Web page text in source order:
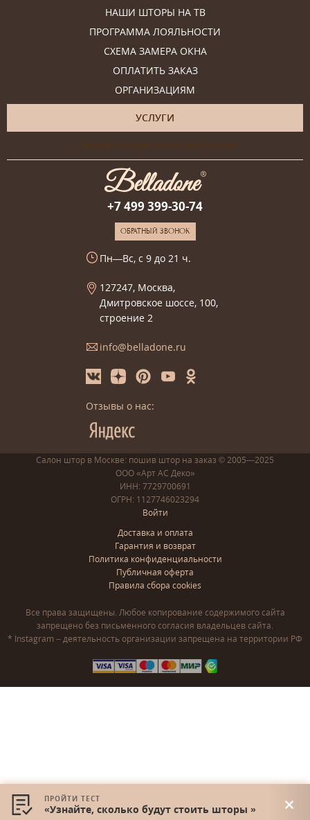
НАШИ ШТОРЫ НА ТВ
ПРОГРАММА ЛОЯЛЬНОСТИ
СХЕМА ЗАМЕРА ОКНА
ОПЛАТИТЬ ЗАКАЗ
ОРГАНИЗАЦИЯМ
УСЛУГИ
Онлайн-консультация дизайнера
+7 499 399-30-74
ОБРАТНЫЙ ЗВОНОК
Пн—Вс, с 9 до 21 ч.
127247, Москва,
Дмитровское шоссе, 100,
строение 2
info@belladone.ru
Отзывы о нас:
Салон штор в Москве: пошив штор на заказ © 2005—2025
ООО «Арт АС Деко»
ИНН: 7729700691
ОГРН: 1127746023294
Войти
Доставка и оплата
Гарантия и возврат
Политика конфиденциальности
Публичная оферта
Правила сбора cookies
Все права защищены. Любое копирование содержимого сайта
запрещено без письменного согласия владельцев сайта.
* Instagram – деятельность организации запрещена на территории РФ
ПРОЙТИ ТЕСТ
«Узнайте, сколько будут стоить шторы »